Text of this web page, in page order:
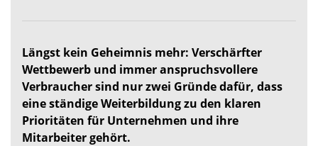
Längst kein Geheimnis mehr: Verschärfter
Wettbewerb und immer anspruchsvollere
Verbraucher sind nur zwei Gründe dafür, dass
eine ständige Weiterbildung zu den klaren
Prioritäten für Unternehmen und ihre
Mitarbeiter gehört.